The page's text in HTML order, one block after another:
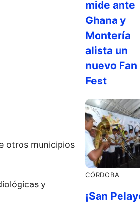
otros municipios
y
mide ante
Ghana y
Montería
alista un
nuevo Fan
Fest
CÓRDOBA
¡San